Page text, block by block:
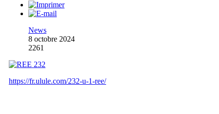
News
8 octobre 2024
2261
https://fr.ulule.com/232-u-1-ree/